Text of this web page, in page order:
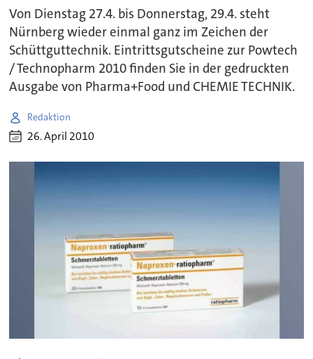
Von Dienstag 27.4. bis Donnerstag, 29.4. steht
Nürnberg wieder einmal ganz im Zeichen der
Schüttguttechnik. Eintrittsgutscheine zur Powtech
/ Technopharm 2010 finden Sie in der gedruckten
Ausgabe von Pharma+Food und CHEMIE TECHNIK.
Redaktion
26. April 2010